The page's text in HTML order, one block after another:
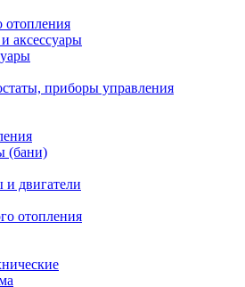
отопления
аксессуары
приборы управления
(бани)
и двигатели
отопления